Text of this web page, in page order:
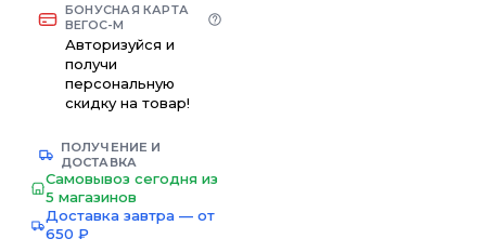
БОНУСНАЯ КАРТА
ВЕГОС-М
Авторизуйся и
получи
персональную
скидку на товар!
ПОЛУЧЕНИЕ И
ДОСТАВКА
Самовывоз сегодня из
5 магазинов
Доставка завтра — от
650 ₽